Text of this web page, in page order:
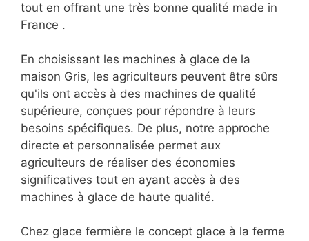
tout en offrant une très bonne qualité made in
France .
En choisissant les machines à glace de la
maison Gris, les agriculteurs peuvent être sûrs
qu'ils ont accès à des machines de qualité
supérieure, conçues pour répondre à leurs
besoins spécifiques. De plus, notre approche
directe et personnalisée permet aux
agriculteurs de réaliser des économies
significatives tout en ayant accès à des
machines à glace de haute qualité.
Chez glace fermière le concept glace à la ferme